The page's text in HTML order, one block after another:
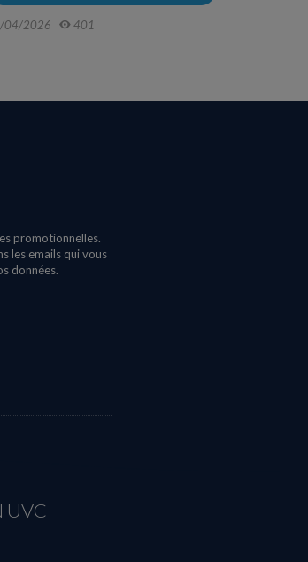
04/2026 401
promotionnelles.
les emails qui vous
données.
UVC